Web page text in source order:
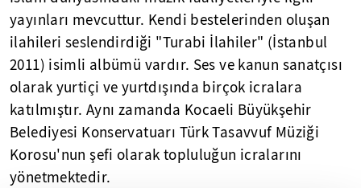
yayınları mevcuttur. Kendi bestelerinden oluşan
ilahileri seslendirdiği "Turabi İlahiler" (İstanbul
2011) isimli albümü vardır. Ses ve kanun sanatçısı
olarak yurtiçi ve yurtdışında birçok icralara
katılmıştır. Aynı zamanda Kocaeli Büyükşehir
Belediyesi Konservatuarı Türk Tasavvuf Müziği
Korosu'nun şefi olarak topluluğun icralarını
yönetmektedir.